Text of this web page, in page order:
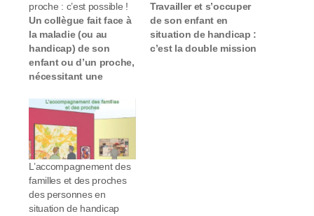
proche : c’est possible !
Un collègue fait face à
la maladie (ou au
handicap) de son
enfant ou d’un proche,
nécessitant une
ses côtés ? Vous
pouvez lui céder des
jours de congés pour
l’aider. Interview
d’Aymeric D’Hondt, Drh
du département des
Hauts-de-Seine. Vies
de famille : Que dit la
Travailler et s’occuper
de son enfant en
situation de handicap :
c’est la double mission
L’accompagnement des
familles et des proches
des personnes en
situation de handicap